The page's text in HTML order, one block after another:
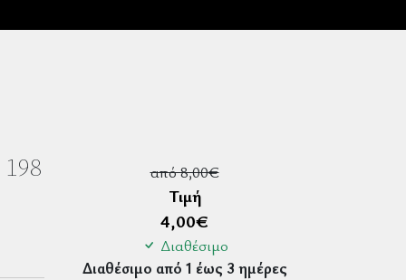
από 8,00€
Τιμή
4,00€
Διαθέσιμο
Διαθέσιμο από 1 έως 3 ημέρες